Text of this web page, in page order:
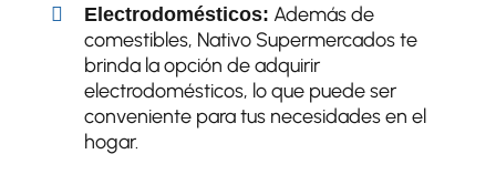
Electrodomésticos: Además de
comestibles, Nativo Supermercados te
brinda la opción de adquirir
electrodomésticos, lo que puede ser
conveniente para tus necesidades en el
hogar.